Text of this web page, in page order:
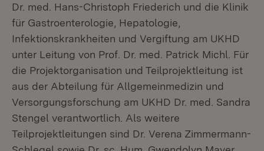
Dr. med. Hans-Christoph Friederich und die Klinik
für Gastroenterologie, Hepatologie,
Infektionskrankheiten und Vergiftung am UKHD
unter Leitung von Prof. Dr. med. Patrick Michl. Für
die Projektorganisation und Teilprojektleitung ist
aus der Abteilung für Allgemeinmedizin und
Versorgungsforschung am UKHD Dr. med. Sandra
Stengel verantwortlich. Als weitere
Teilprojektleitungen sind Dr. Verena Zimmermann-